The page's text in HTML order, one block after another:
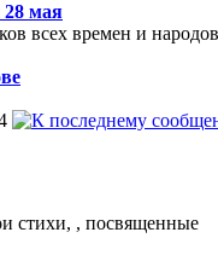
28 мая
всех времен и
стихи, , посвященные